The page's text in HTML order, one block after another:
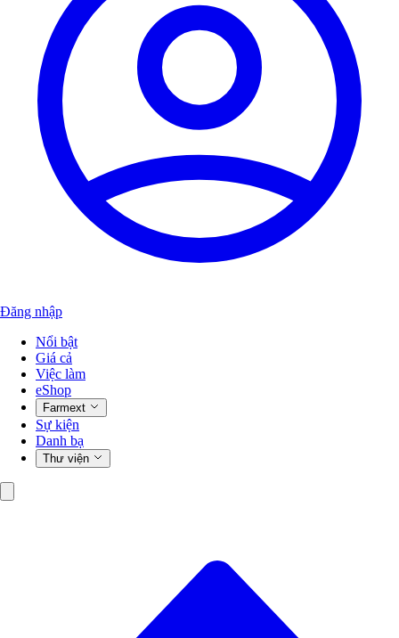
Đăng nhập
Nổi bật
Giá cả
Việc làm
eShop
Farmext
Sự kiện
Danh bạ
Thư viện